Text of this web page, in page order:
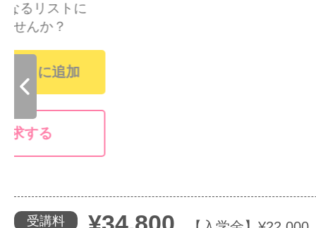
グッドスク
リストに
んか？
に追加
する
受講料